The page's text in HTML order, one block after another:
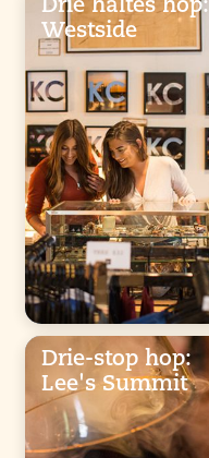
Drie haltes hop:
Westside
Drie-stop hop:
Lee's Summit